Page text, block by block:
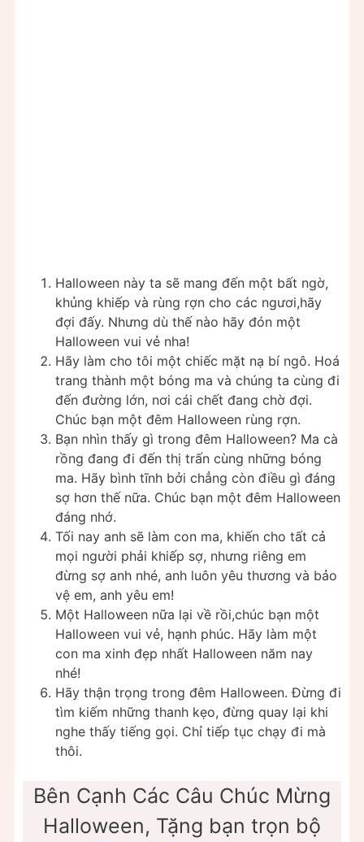
Halloween này ta sẽ mang đến một bất ngờ,
khủng khiếp và rùng rợn cho các ngươi,hãy
đợi đấy. Nhưng dù thế nào hãy đón một
Halloween vui vẻ nha!
Hãy làm cho tôi một chiếc mặt nạ bí ngô. Hoá
trang thành một bóng ma và chúng ta cùng đi
đến đường lớn, nơi cái chết đang chờ đợi.
Chúc bạn một đêm Halloween rùng rợn.
Bạn nhìn thấy gì trong đêm Halloween? Ma cà
rồng đang đi đến thị trấn cùng những bóng
ma. Hãy bình tĩnh bởi chẳng còn điều gì đáng
sợ hơn thế nữa. Chúc bạn một đêm Halloween
đáng nhớ.
Tối nay anh sẽ làm con ma, khiến cho tất cả
mọi người phải khiếp sợ, nhưng riêng em
đừng sợ anh nhé, anh luôn yêu thương và bảo
vệ em, anh yêu em!
Một Halloween nữa lại về rồi,chúc bạn một
Halloween vui vẻ, hạnh phúc. Hãy làm một
con ma xinh đẹp nhất Halloween năm nay
nhé!
Hãy thận trọng trong đêm Halloween. Đừng đi
tìm kiếm những thanh kẹo, đừng quay lại khi
nghe thấy tiếng gọi. Chỉ tiếp tục chạy đi mà
thôi.
Bên Cạnh Các Câu Chúc Mừng
Halloween, Tặng bạn trọn bộ